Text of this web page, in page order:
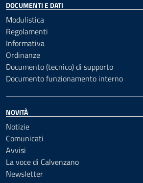
DOCUMENTI E DATI
Modulistica
Regolamenti
Informativa
Ordinanze
Documento (tecnico) di supporto
Documento funzionamento interno
NOVITÀ
Notizie
Comunicati
Avvisi
La voce di Calvenzano
Newsletter